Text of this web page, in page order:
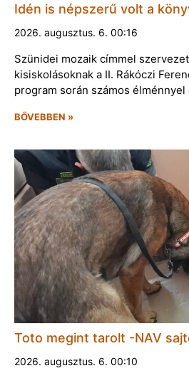
Idén is népszerű volt a
2026. augusztus. 6. 00:16
Szünidei mozaik címmel
kisiskolásoknak a II. Rákóczi
program során számos
BŐVEBBEN »
Toto megint tarolt -NAV
2026. augusztus. 6. 00:10